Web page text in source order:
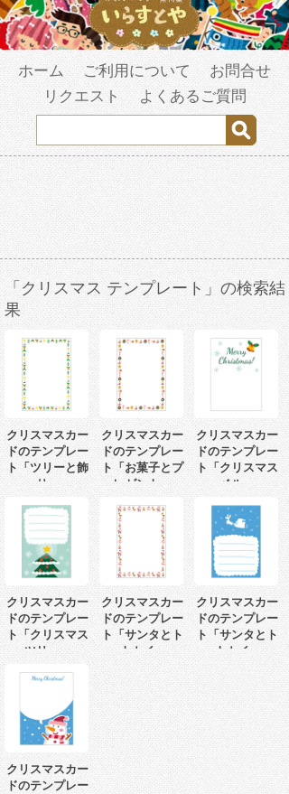
ホーム ご利用について
お問合せ
リクエスト
よくあるご質問
「クリスマス テンプレート」の検索結
果
クリスマスカー
ドのテンプレー
ト「ツリーと飾
り」
クリスマスカー
ドのテンプレー
ト「お菓子とプ
レゼント」
クリスマスカー
ドのテンプレー
ト「クリスマス
ベル」
クリスマスカー
ドのテンプレー
ト「クリスマス
ツリー」
クリスマスカー
ドのテンプレー
ト「サンタとト
ナカイ」
クリスマスカー
ドのテンプレー
ト「サンタとト
ナカイ」
クリスマスカー
ドのテンプレー